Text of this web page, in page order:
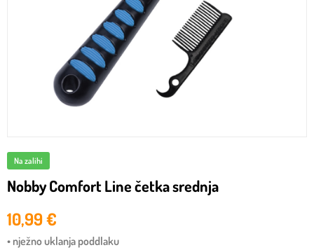
Na zalihi
Nobby Comfort Line četka srednja
10,99€
• nježno uklanja poddlaku